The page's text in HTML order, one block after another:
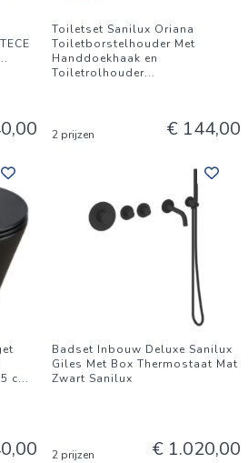
Toiletset Sanilux Oriana
Toiletborstelhouder Met
Handdoekhaak en
Toiletrolhouder...
2 prijzen € 144,00
c...
Badset Inbouw Deluxe Sanilux
Giles Met Box Thermostaat Mat
Zwart Sanilux
2 prijzen € 1.020,00